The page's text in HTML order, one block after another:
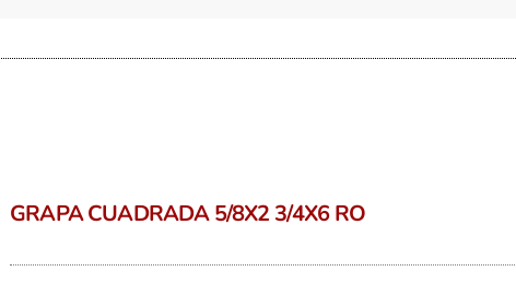
GRAPA CUADRADA 5/8X2 3/4X6 RO